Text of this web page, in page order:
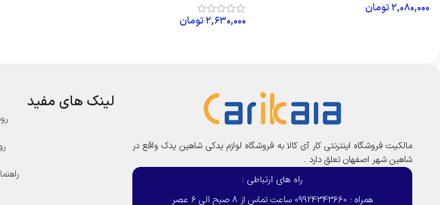
۲,۰۸۰,۰۰۰تومان
۲,۶۳۰,۰۰۰تومان
مالکیت فروشگاه اینترنتی کار آی کالا به فروشگاه لوازم یدکی شاهین یدک واقع در
شاهین شهر اصفهان تعلق دارد .
راه های ارتباطی :
همراه : 09924343660 ساعت تماس از 8 صبح الی 6 عصر
لینک های مفید